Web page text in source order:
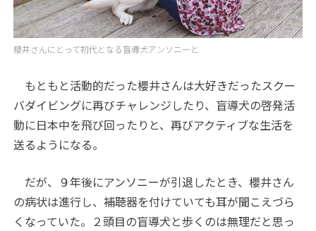
櫻井さんにとって初代となる盲導犬アンソニーと
もともと活動的だった櫻井さんは大好きだったスクー
バダイビングに再びチャレンジしたり、盲導犬の啓発活
動に日本中を飛び回ったりと、再びアクティブな生活を
送るようになる。
だが、９年後にアンソニーが引退したとき、櫻井さん
の病状は進行し、補聴器を付けていても耳が聞こえづら
くなっていた。２頭目の盲導犬と歩くのは無理だと思っ